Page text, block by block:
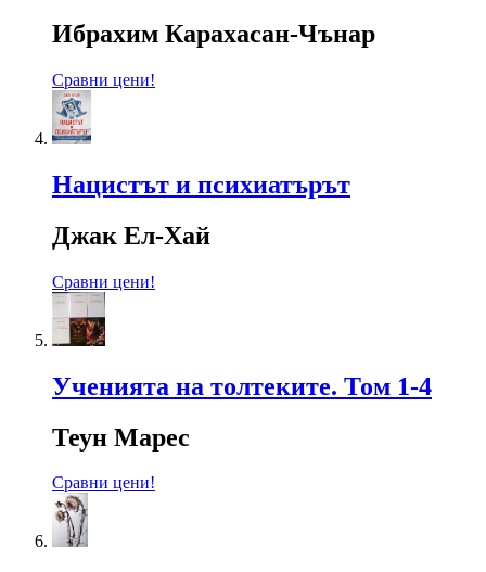
Ибрахим Карахасан-Чънар
Сравни цени!
Нацистът и психиатърът
Джак Ел-Хай
Сравни цени!
Ученията на толтеките. Том 1-4
Теун Марес
Сравни цени!